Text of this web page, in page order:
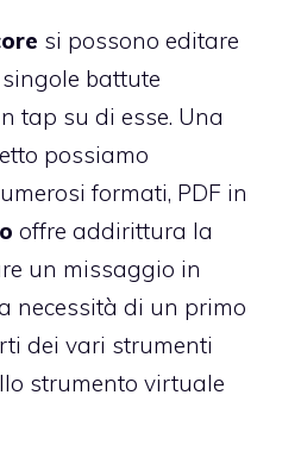
si possono editare
battute
tap su di esse. Una
possiamo
formati, PDF in
offre addirittura la
un missaggio in
necessità di un primo
dei vari strumenti
strumento virtuale